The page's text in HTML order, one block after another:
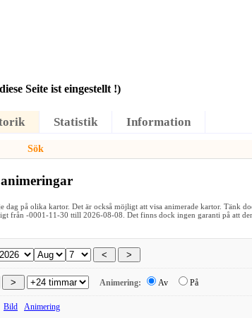
Seite ist eingestellt !)
Statistik Information
Sök
på olika kartor. Det är också möjligt att visa animerade kartor. Tänk
från -0001-11-30 ttill 2026-08-08. Det finns dock ingen garanti på att
Animering: Av På
Bild Animering